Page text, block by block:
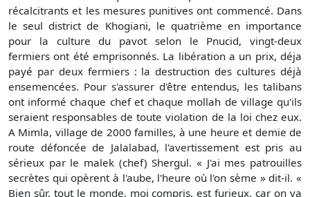
récalcitrants et les mesures punitives ont commencé. Dans
le seul district de Khogiani, le quatrième en importance
pour la culture du pavot selon le Pnucid, vingt-deux
fermiers ont été emprisonnés. La libération a un prix, déja
payé par deux fermiers : la destruction des cultures déjà
ensemencées. Pour s'assurer d'être entendus, les talibans
ont informé chaque chef et chaque mollah de village qu'ils
seraient responsables de toute violation de la loi chez eux.
A Mimla, village de 2000 familles, à une heure et demie de
route défoncée de Jalalabad, l'avertissement est pris au
sérieux par le malek (chef) Shergul. « J'ai mes patrouilles
secrètes qui opèrent à l'aube, l'heure où l'on sème » dit-il. «
Bien sûr, tout le monde, moi compris, est furieux, car on va